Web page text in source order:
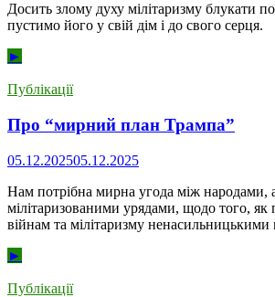
Досить злому духу мілітаризму блукати
пустимо його у свій дім і до свого серця.
►
Публікації
Про “мирний план Трампа”
05.12.202505.12.2025
Нам потрібна мирна угода між народами,
мілітаризованими урядами, щодо того, як
війнам та мілітаризму ненасильницькими
►
Публікації